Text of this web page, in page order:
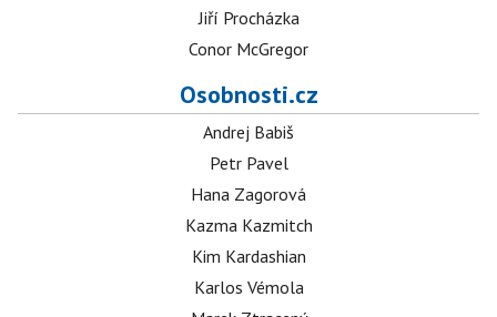
Jiří Procházka
Conor McGregor
Osobnosti.cz
Andrej Babiš
Petr Pavel
Hana Zagorová
Kazma Kazmitch
Kim Kardashian
Karlos Vémola